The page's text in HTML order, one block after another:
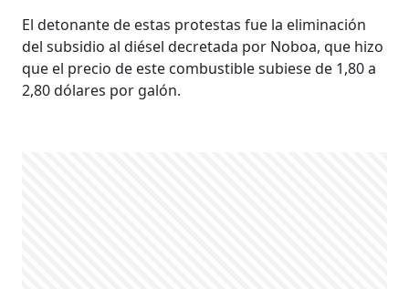
El detonante de estas protestas fue la eliminación
del subsidio al diésel decretada por Noboa, que hizo
que el precio de este combustible subiese de 1,80 a
2,80 dólares por galón.